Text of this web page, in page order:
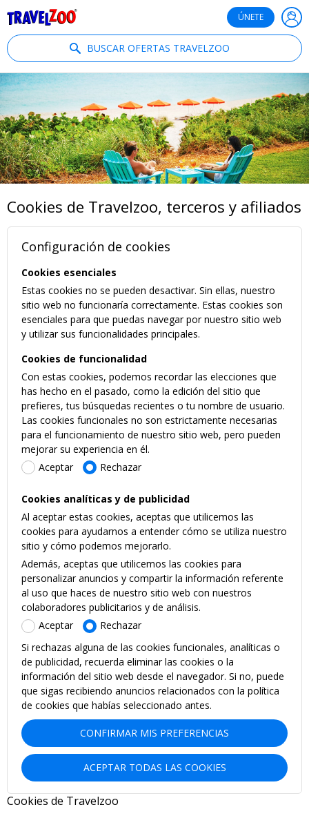
ÚNETE
BUSCAR OFERTAS TRAVELZOO
Cookies de Travelzoo, terceros y afiliados
Configuración de cookies
Cookies esenciales
Estas cookies no se pueden desactivar. Sin ellas, nuestro
sitio web no funcionaría correctamente. Estas cookies son
esenciales para que puedas navegar por nuestro sitio web
y utilizar sus funcionalidades principales.
Cookies de funcionalidad
Con estas cookies, podemos recordar las elecciones que
has hecho en el pasado, como la edición del sitio que
prefieres, tus búsquedas recientes o tu nombre de usuario.
Las cookies funcionales no son estrictamente necesarias
para el funcionamiento de nuestro sitio web, pero pueden
mejorar su experiencia en él.
Aceptar
Rechazar
Cookies analíticas y de publicidad
Al aceptar estas cookies, aceptas que utilicemos las
cookies para ayudarnos a entender cómo se utiliza nuestro
sitio y cómo podemos mejorarlo.
Además, aceptas que utilicemos las cookies para
personalizar anuncios y compartir la información referente
al uso que haces de nuestro sitio web con nuestros
colaboradores publicitarios y de análisis.
Aceptar
Rechazar
Si rechazas alguna de las cookies funcionales, analíticas o
de publicidad, recuerda eliminar las cookies o la
información del sitio web desde el navegador. Si no, puede
que sigas recibiendo anuncios relacionados con la política
de cookies que habías seleccionado antes.
CONFIRMAR MIS PREFERENCIAS
ACEPTAR TODAS LAS COOKIES
Cookies de Travelzoo